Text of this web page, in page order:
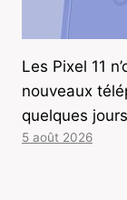
Les Pixel 11
nouveaux
quelques
5 août 2026